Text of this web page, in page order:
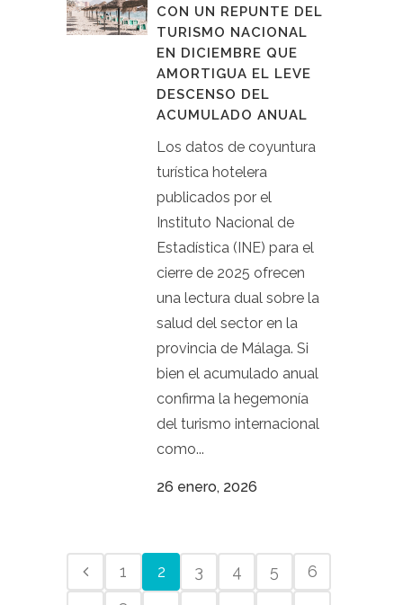
CON UN REPUNTE DEL
TURISMO NACIONAL
EN DICIEMBRE QUE
AMORTIGUA EL LEVE
DESCENSO DEL
ACUMULADO ANUAL
Los datos de coyuntura
turística hotelera
publicados por el
Instituto Nacional de
Estadística (INE) para el
cierre de 2025 ofrecen
una lectura dual sobre la
salud del sector en la
provincia de Málaga. Si
bien el acumulado anual
confirma la hegemonía
del turismo internacional
como...
26 enero, 2026
1 2 3 4 5
6